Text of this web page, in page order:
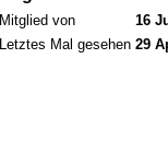
Mitglied von
16
Letztes Mal gesehen 29